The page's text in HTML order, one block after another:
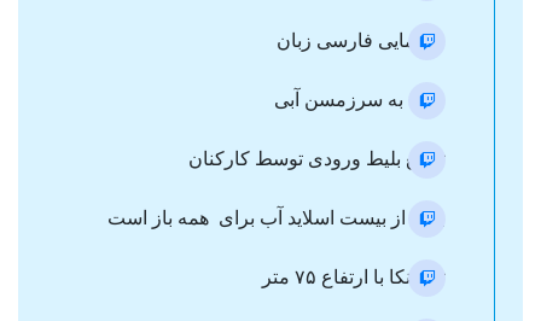
راهنمایی فارسی زبان
ورود به سرزمسن آبی
توزیع بلیط ورودی توسط کارکنان
بیش از بیست اسلاید آب برای همه باز است
تارزانکا با ارتفاع ۷۵ متر